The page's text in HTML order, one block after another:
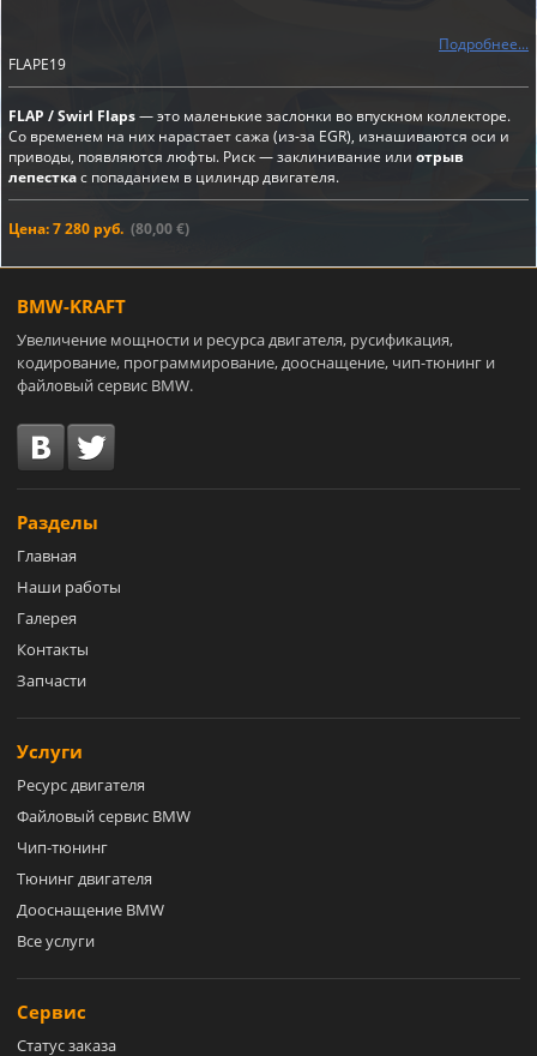
Подробнее...
FLAPE19
FLAP / Swirl Flaps— это маленькие заслонки во впускном коллекторе.
Со временем на них нарастает сажа (из-за EGR), изнашиваются оси и
приводы, появляются люфты. Риск — заклинивание или отрыв
лепесткас попаданием в цилиндр двигателя.
Цена: 7 280 руб. (80,00 €)
BMW-KRAFT
Увеличение мощности и ресурса двигателя, русификация,
кодирование, программирование, дооснащение, чип-тюнинг и
файловый сервис BMW.
Разделы
Главная
Наши работы
Галерея
Контакты
Запчасти
Услуги
Ресурс двигателя
Файловый сервис BMW
Чип-тюнинг
Тюнинг двигателя
Дооснащение BMW
Все услуги
Сервис
Статус заказа